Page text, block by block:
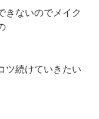
きないのでメイク
ツ続けていきたい